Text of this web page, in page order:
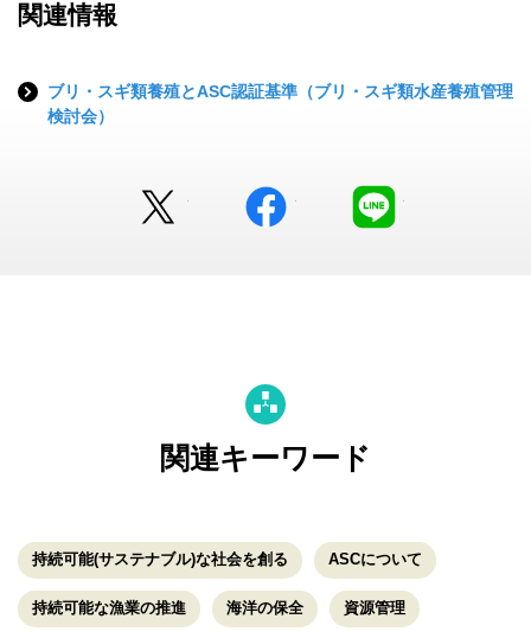
関連情報
ブリ・スギ類養殖とASC認証基準（ブリ・スギ類水産養殖管理
検討会）
facebook
関連キーワード
持続可能(サステナブル)な社会を創る ASCについて
持続可能な漁業の推進 海洋の保全 資源管理